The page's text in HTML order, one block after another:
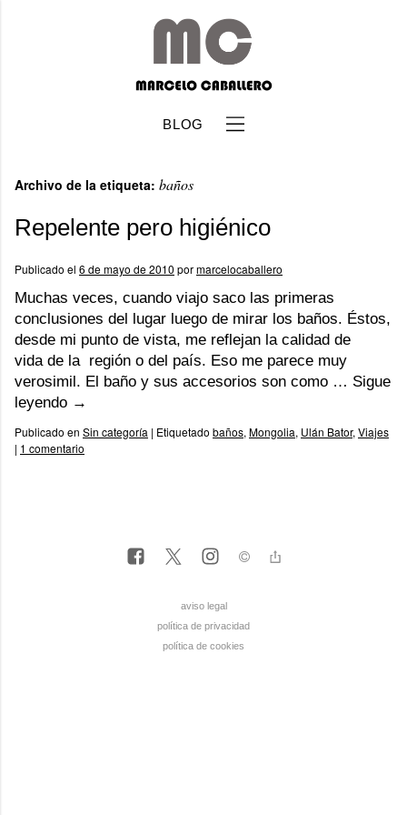
BLOG
Archivo de la etiqueta: baños
Repelente pero higiénico
Publicado el 6 de mayo de 2010 pormarcelocaballero
Muchas veces, cuando viajo saco las primeras
conclusiones del lugar luego de mirar los baños. Éstos,
desde mi punto de vista, me reflejan la calidad de
vida de la región o del país. Eso me parece muy
verosimil. El baño y sus accesorios son como … Sigue
leyendo →
Publicado en Sin categoría | Etiquetado baños, Mongolia, Ulán Bator, Viajes
| 1 comentario
aviso legal
política de privacidad
política de cookies